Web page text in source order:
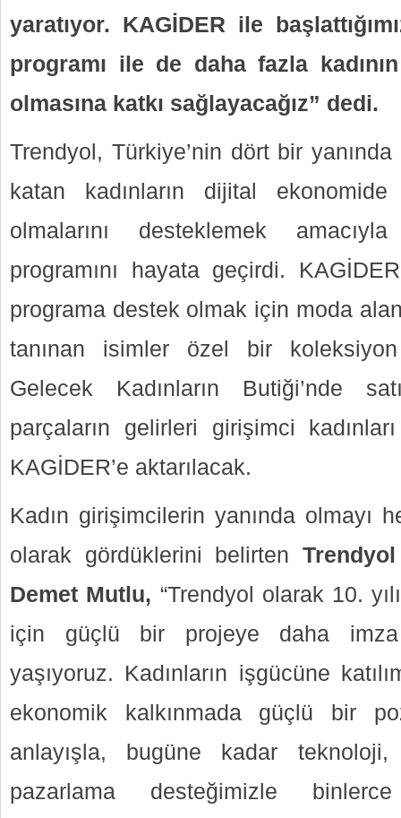
yaratıyor. KAGİDER ile
programı ile de daha fazla
olmasına katkı sağlayacağız” dedi.
Trendyol, Türkiye’nin dört bir
katan kadınların dijital
olmalarını desteklemek amacıyla
programını hayata geçirdi.
programa destek olmak için moda
tanınan isimler özel bir koleksiyon
Gelecek Kadınların Butiği’nde
parçaların gelirleri girişimci
KAGİDER’e aktarılacak.
Kadın girişimcilerin yanında olmayı
olarak gördüklerini belirten
Demet Mutlu, “Trendyol olarak 10.
için güçlü bir projeye daha imza
yaşıyoruz. Kadınların işgücüne
ekonomik kalkınmada güçlü bir
anlayışla, bugüne kadar
pazarlama desteğimizle binlerce